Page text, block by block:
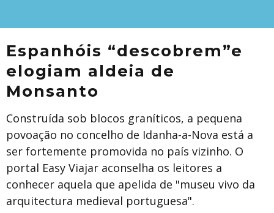
Espanhóis “descobrem”e
elogiam aldeia de
Monsanto
Construída sob blocos graníticos, a pequena
povoação no concelho de Idanha-a-Nova está a
ser fortemente promovida no país vizinho. O
portal Easy Viajar aconselha os leitores a
conhecer aquela que apelida de "museu vivo da
arquitectura medieval portuguesa".